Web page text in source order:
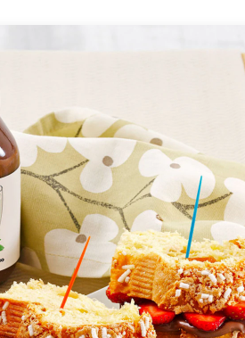
sweet treats. When you make